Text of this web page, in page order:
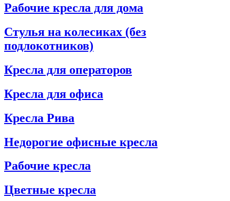
Рабочие кресла для дома
Стулья на колесиках (без
подлокотников)
Кресла для операторов
Кресла для офиса
Кресла Рива
Недорогие офисные кресла
Рабочие кресла
Цветные кресла